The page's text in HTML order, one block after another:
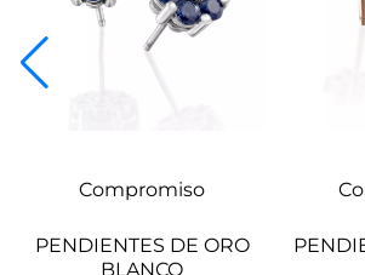
Compromiso
PENDIENTES DE ORO
BLANCO